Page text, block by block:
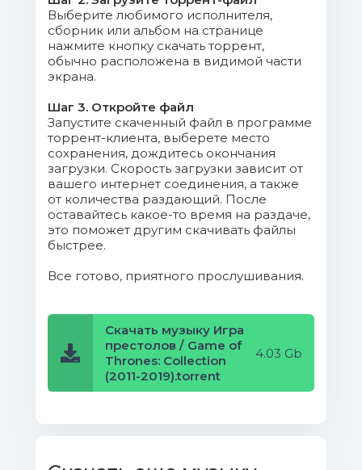
Mb)
10 - A Golden Crown.flac (8.07 Mb)
11 - Winter Is Coming.flac (10.94 Mb)
12 - A Bird Without Feathers.flac
(9.99 Mb)
13 - Await The King's Justice.flac
(8.62 Mb)
14 - You'll Be Queen One Day.flac
(6.48 Mb)
15 - The Assassin's Dagger.flac (5.83
16 - To Vaes Dothrak.flac (6.7 Mb)
17 - Jon's Honor.flac (12.59 Mb)
Выберите любимого исполнителя,
сборник или альбом на странице
нажмите кнопку скачать торрент,
обычно расположена в видимой части
экрана.
Шаг 3. Откройте файл
Запустите скаченный файл в программе
торрент-клиента, выберете место
сохранения, дождитесь окончания
загрузки. Скорость загрузки зависит от
вашего интернет соединения, а также
от количества раздающий. После
оставайтесь какое-то время на раздаче,
это поможет другим скачивать файлы
быстрее.
Все готово, приятного прослушивания.
Скачать музыку Игра
престолов / Game of
Thrones: Collection
(2011-2019).torrent
4.03 Gb